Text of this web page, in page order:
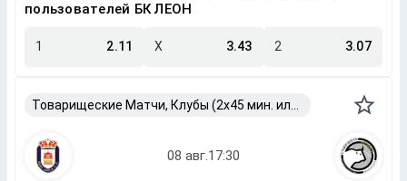
пользователей БК ЛЕОН
1 2.11 X 3.43 2 3.07